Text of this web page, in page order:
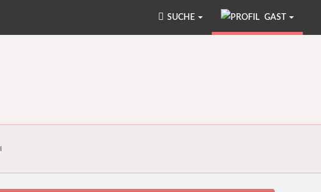
GAST
SUCHE